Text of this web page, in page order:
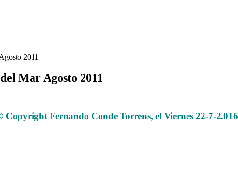
2011
Mar Agosto 2011
Copyright Fernando Conde Torrens, el Viernes 22-7-2.016